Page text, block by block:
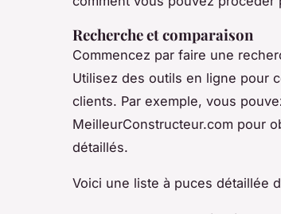
Recherche et comparaison
Commencez par faire une
Utilisez des outils en ligne pour
clients. Par exemple, vous
MeilleurConstructeur.com pour
détaillés.
Voici une liste à puces détaillée